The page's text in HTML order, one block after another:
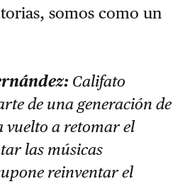
somos como un
Califato
de una generación de
vuelto a retomar el
las músicas
reinventar el